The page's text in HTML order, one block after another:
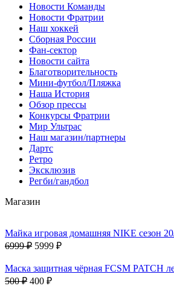
Новости Команды
Новости Фратрии
Наш хоккей
Сборная России
Фан-cектор
Новости сайта
Благотворительность
Мини-футбол/Пляжка
Наша История
Обзор прессы
Конкурсы Фратрии
Мир Ультрас
Наш магазин/партнеры
Дартс
Ретро
Эксклюзив
Регби/гандбол
Магазин
Майка игровая домашняя NIKE сезон
6999 ₽ 5999 ₽
Маска защитная чёрная FCSM PATCH
500 ₽ 400 ₽